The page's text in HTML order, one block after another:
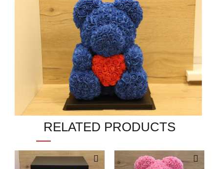
RELATED PRODUCTS